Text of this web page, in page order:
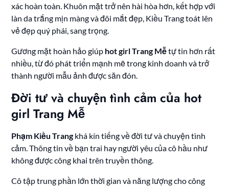
xác hoàn toàn. Khuôn mặt trở nên hài hòa hơn, kết hợp với
làn da trắng mịn màng và đôi mắt đẹp, Kiều Trang toát lên
vẻ đẹp quý phái, sang trọng.
Gương mặt hoàn hảo giúp hot girl Trang Mễtự tin hơn rất
nhiều, từ đó phát triển mạnh mẽ trong kinh doanh và trở
thành người mẫu ảnh được săn đón.
Đời tư và chuyện tình cảm của hot
girl Trang Mễ
Phạm Kiều Trang khá kín tiếng về đời tư và chuyện tình
cảm. Thông tin về bạn trai hay người yêu của cô hầu như
không được công khai trên truyền thông.
Cô tập trung phần lớn thời gian và năng lượng cho công